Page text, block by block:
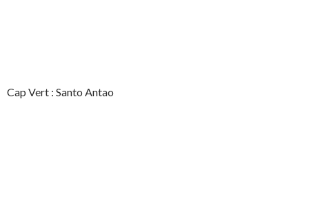
Cap Vert : Santo Antao